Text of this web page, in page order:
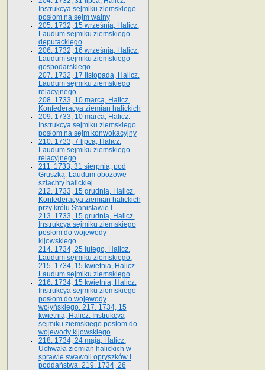
Instrukcya sejmiku ziemskiego
posłom na sejm walny
205. 1732, 15 września, Halicz.
Laudum sejmiku ziemskiego
deputackiego
206. 1732, 16 września, Halicz.
Laudum sejmiku ziemskiego
gospodarskiego
207. 1732, 17 listopada, Halicz.
Laudum sejmiku ziemskiego
relacyjnego
208. 1733, 10 marca, Halicz.
Konfederacya ziemian halickich­
209. 1733, 10 marca, Halicz.
Instrukcya sejmiku ziemskiego
posłom na sejm konwokacyjny
210. 1733, 7 lipca, Halicz.
Laudum sejmiku ziemskiego
relacyjnego
211. 1733, 31 sierpnia, pod
Gruszką. Laudum obozowe
szlachty halickiej
212. 1733, 15 grudnia, Halicz.
Konfederacya ziemian halickich
przy królu Stanisławie I .
213. 1733, 15 grudnia, Halicz.
Instrukcya sejmiku ziemskiego
posłom do wojewody
kijowskiego
214. 1734, 25 lutego, Halicz.
Laudum sejmiku ziemskiego.
215. 1734, 15 kwietnia, Halicz.
Laudum sejmiku ziemskiego
216. 1734, 15 kwietnia, Halicz.
Instrukcya sejmiku ziemskiego
posłom do wojewody
wołyńskiego. 217. 1734, 15
kwietnia, Halicz. Instrukcya
sejmiku ziemskiego posłom do
wojewody kijowskiego
218. 1734, 24 maja, Halicz.
Uchwała ziemian halickich w
sprawie swawoli opryszków i
poddaństwa. 219. 1734, 26